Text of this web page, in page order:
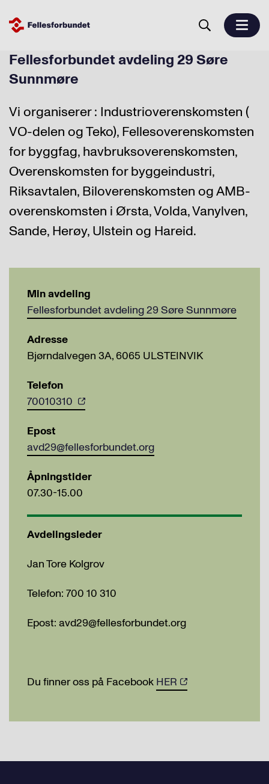
Fellesforbundet avdeling 29 Søre
Sunnmøre
Vi organiserer : Industrioverenskomsten (
VO-delen og Teko), Fellesoverenskomsten
for byggfag, havbruksoverenskomsten,
Overenskomsten for byggeindustri,
Riksavtalen, Biloverenskomsten og AMB-
overenskomsten i Ørsta, Volda, Vanylven,
Sande, Herøy, Ulstein og Hareid.
Min avdeling
Fellesforbundet avdeling 29 Søre Sunnmøre
Adresse
Bjørndalvegen 3A, 6065 ULSTEINVIK
Telefon
70010310
Epost
avd29@fellesforbundet.org
Åpningstider
07.30-15.00
Avdelingsleder
Jan Tore Kolgrov
Telefon: 700 10 310
Epost: avd29@fellesforbundet.org
Du finner oss på Facebook HER